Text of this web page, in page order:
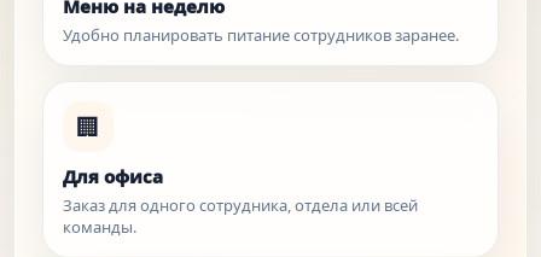
Меню на неделю
Удобно планировать питание сотрудников заранее.
🏢
Для офиса
Заказ для одного сотрудника, отдела или всей
команды.